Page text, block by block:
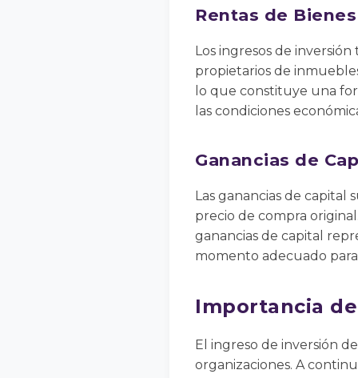
Rentas de
Los ingresos de
propietarios de
lo que constituye una
las condiciones
Ganancias de
Las ganancias de
precio de compra
ganancias de capital
momento adecuado
Importancia
El ingreso de inversión
organizaciones. A